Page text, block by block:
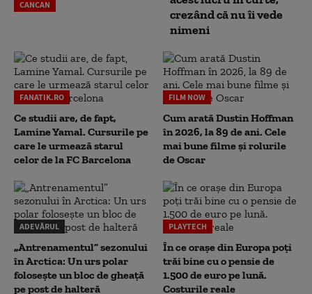
CANCAN
crezând că nu îi vede
nimeni
FANATIK.RO
Ce studii are, de fapt,
Lamine Yamal. Cursurile pe
care le urmează starul
celor de la FC Barcelona
FILM NOW
Cum arată Dustin Hoffman
în 2026, la 89 de ani. Cele
mai bune filme și rolurile
de Oscar
ADEVĂRUL
„Antrenamentul” sezonului
în Arctica: Un urs polar
folosește un bloc de gheață
pe post de halteră
PLAYTECH
În ce orașe din Europa poți
trăi bine cu o pensie de
1.500 de euro pe lună.
Costurile reale